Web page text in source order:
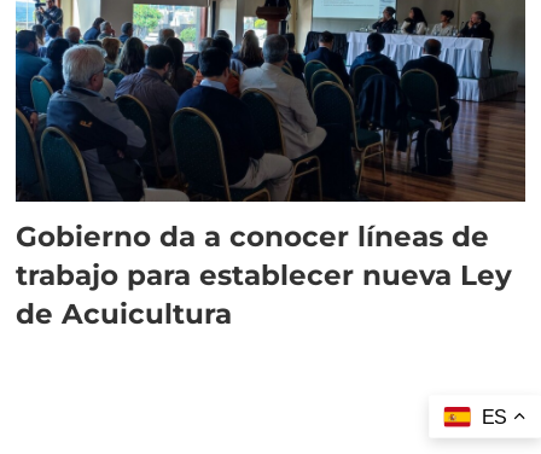
Gobierno da a conocer líneas de
trabajo para establecer nueva Ley
de Acuicultura
ES